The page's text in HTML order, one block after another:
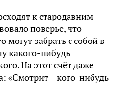
к стародавним
поверье, что
могут забрать с собой в
какого-нибудь
На этот счёт даже
«Смотрит – кого-нибудь